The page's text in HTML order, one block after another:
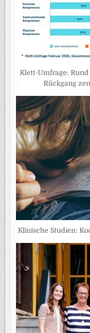
Klett-Umfrage:
Rückgang
Klinische Studien: